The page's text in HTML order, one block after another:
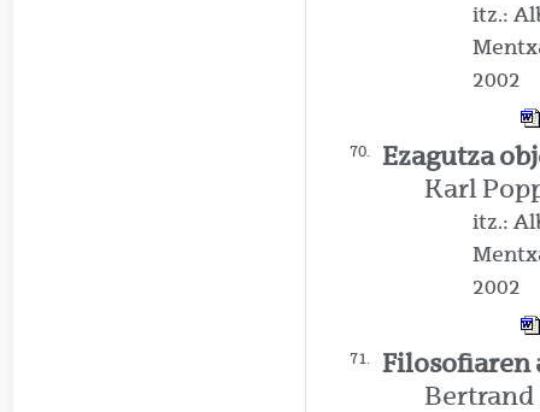
itz.:
2002
70.
Ezagutza
Karl
itz.:
2002
71.
Filosofiaren
Bertrand